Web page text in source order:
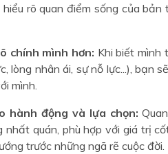
rõ quan điểm sống của
chính mình hơn: Khi biết mình
lòng nhân ái, sự nỗ lực...), bạn
mình.
hành động và lựa chọn:
quán, phù hợp với giá trị
trước những ngã rẽ cuộc đời.